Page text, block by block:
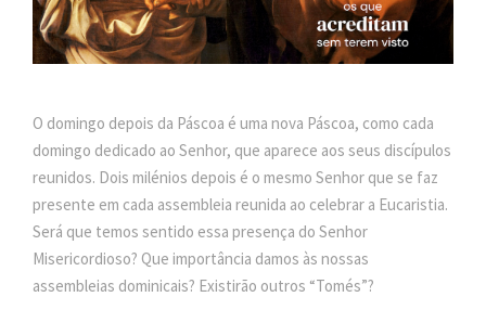
O domingo depois da Páscoa é uma nova Páscoa, como cada
domingo dedicado ao Senhor, que aparece aos seus discípulos
reunidos. Dois milénios depois é o mesmo Senhor que se faz
presente em cada assembleia reunida ao celebrar a Eucaristia.
Será que temos sentido essa presença do Senhor
Misericordioso? Que importância damos às nossas
assembleias dominicais? Existirão outros “Tomés”?